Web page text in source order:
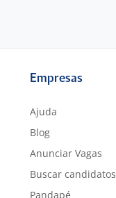
Empresas
Ajuda
Blog
Anunciar Vagas
Buscar candidatos
Pandapé